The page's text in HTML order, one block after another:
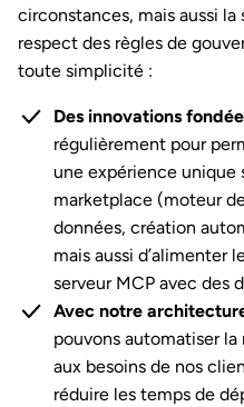
circonstances, mais aussi
respect des règles de
toute simplicité :
Des innovations
régulièrement pour
une expérience unique
marketplace (moteur
données, création
mais aussi d’alimenter
serveur MCP avec des
Avec notre
pouvons automatiser la
aux besoins de nos
réduire les temps de